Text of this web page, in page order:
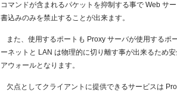
コマンドが含まれるパケットを抑制する事で Web サ
書込みのみを禁止することが出来ます。
また、使用するポートも Proxy サーバが使用するポ
ーネットと LAN は物理的に切り離す事が出来るため
アウォールとなります。
欠点としてクライアントに提供できるサービスは